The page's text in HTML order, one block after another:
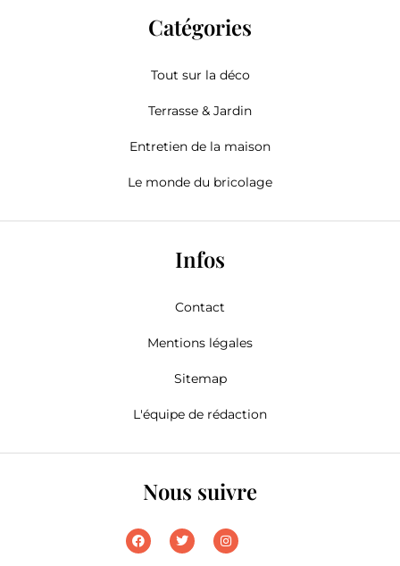
Catégories
Tout sur la déco
Terrasse & Jardin
Entretien de la maison
Le monde du bricolage
Infos
Contact
Mentions légales
Sitemap
L'équipe de rédaction
Nous suivre